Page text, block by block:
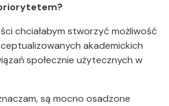
chciałabym stworzyć możliwość
akademickich
społecznie użytecznych w
są mocno osadzone